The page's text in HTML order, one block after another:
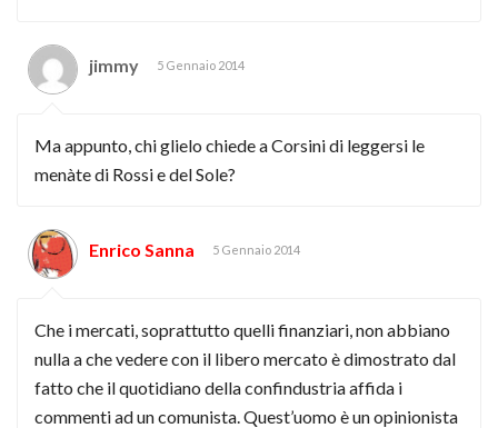
jimmy 5 Gennaio 2014
Ma appunto, chi glielo chiede a Corsini di leggersi le
menàte di Rossi e del Sole?
Enrico Sanna 5 Gennaio 2014
Che i mercati, soprattutto quelli finanziari, non abbiano
nulla a che vedere con il libero mercato è dimostrato dal
fatto che il quotidiano della confindustria affida i
commenti ad un comunista. Quest’uomo è un opinionista